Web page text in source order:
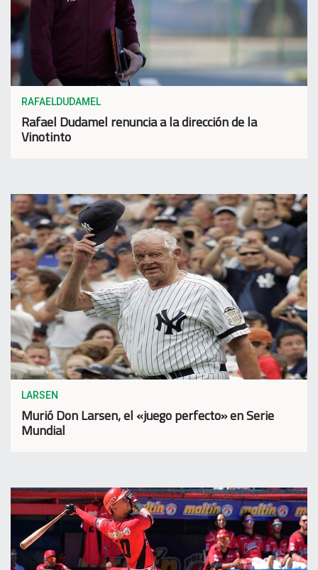
RAFAELDUDAMEL
Rafael Dudamel renuncia a la dirección de la
Vinotinto
LARSEN
Murió Don Larsen, el «juego perfecto» en Serie
Mundial